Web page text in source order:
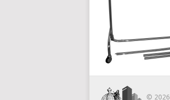
© 2026